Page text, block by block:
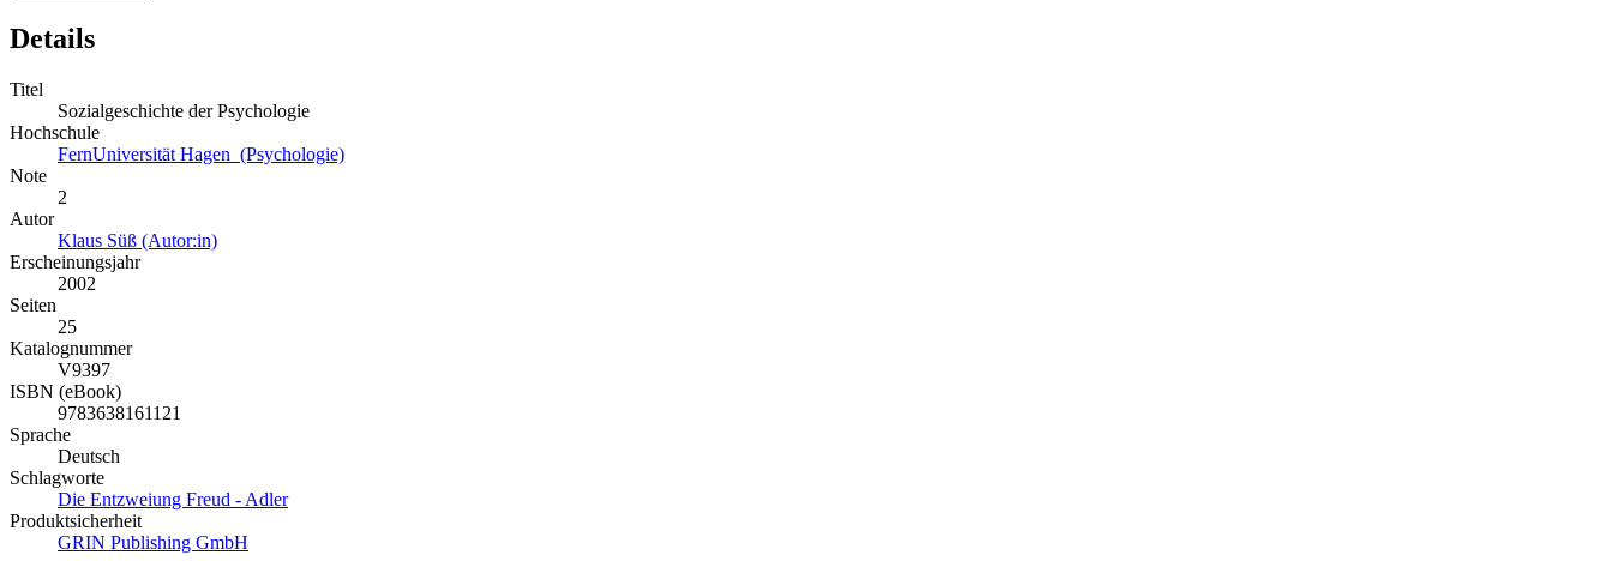
Details
Titel
Sozialgeschichte der Psychologie
Hochschule
FernUniversität Hagen (Psychologie)
Note
2
Autor
Klaus Süß (Autor:in)
Erscheinungsjahr
2002
Seiten
25
Katalognummer
V9397
ISBN (eBook)
9783638161121
Sprache
Deutsch
Schlagworte
Die Entzweiung Freud - Adler
Produktsicherheit
GRIN Publishing GmbH